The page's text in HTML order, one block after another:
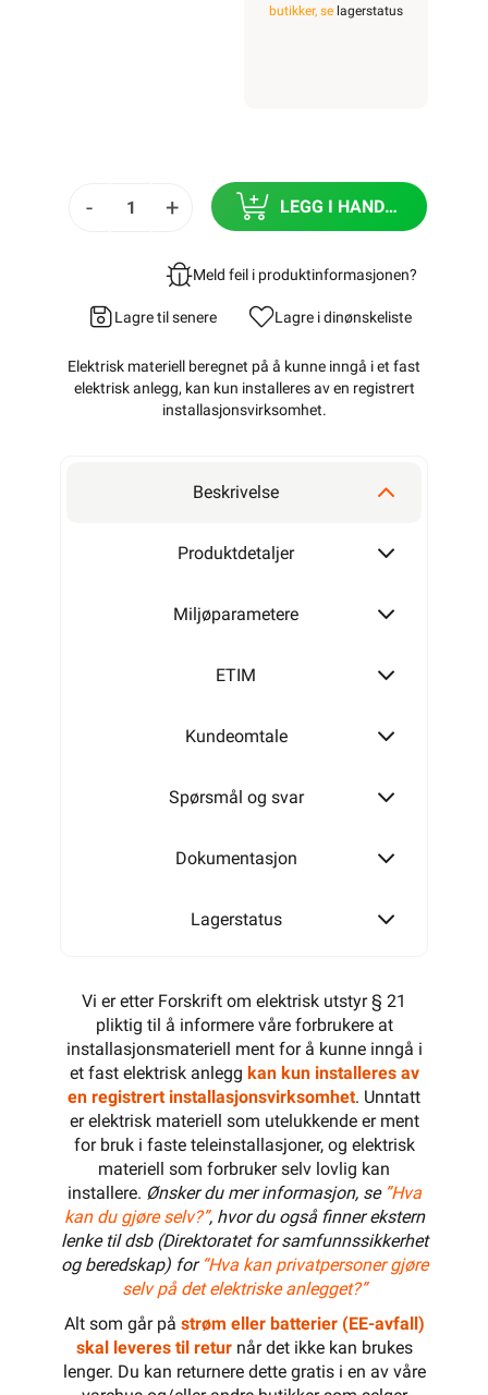
butikker, se lagerstatus
- + LEGG I HANDLEKURV
Meld feil i produktinformasjonen?
Lagre til senere Lagre i dinønskeliste
Elektrisk materiell beregnet på å kunne inngå i et fast
elektrisk anlegg, kan kun installeres av en registrert
installasjonsvirksomhet.
Beskrivelse
Produktdetaljer
Miljøparametere
ETIM
Kundeomtale
Spørsmål og svar
Dokumentasjon
Lagerstatus
Vi er etter Forskrift om elektrisk utstyr § 21
pliktig til å informere våre forbrukere at
installasjonsmateriell ment for å kunne inngå i
et fast elektrisk anlegg kan kun installeres av
en registrert installasjonsvirksomhet. Unntatt
er elektrisk materiell som utelukkende er ment
for bruk i faste teleinstallasjoner, og elektrisk
materiell som forbruker selv lovlig kan
installere. Ønsker du mer informasjon, se ”Hva
kan du gjøre selv?”, hvor du også finner ekstern
lenke til dsb (Direktoratet for samfunnssikkerhet
og beredskap) for “Hva kan privatpersoner gjøre
selv på det elektriske anlegget?”
Alt som går på strøm eller batterier (EE-avfall)
skal leveres til returnår det ikke kan brukes
lenger. Du kan returnere dette gratis i en av våre